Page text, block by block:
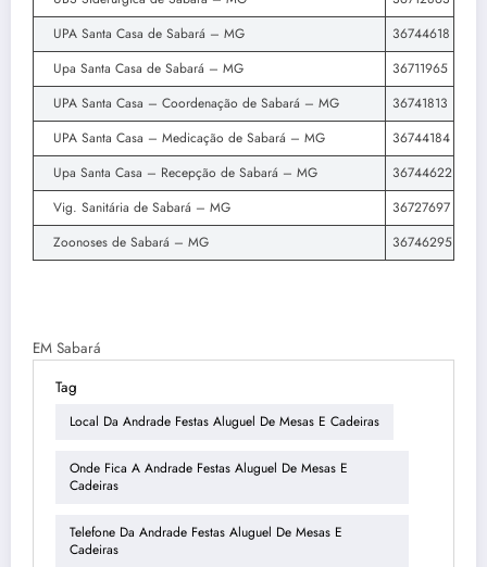
UPA Santa Casa de Sabará – MG
36744618
Upa Santa Casa de Sabará – MG
36711965
UPA Santa Casa – Coordenação de Sabará – MG
36741813
UPA Santa Casa – Medicação de Sabará – MG
36744184
Upa Santa Casa – Recepção de Sabará – MG
36744622
Vig. Sanitária de Sabará – MG
36727697
Zoonoses de Sabará – MG
36746295
EM Sabará
Tag
Local Da Andrade Festas Aluguel De Mesas E Cadeiras
Onde Fica A Andrade Festas Aluguel De Mesas E
Cadeiras
Telefone Da Andrade Festas Aluguel De Mesas E
Cadeiras